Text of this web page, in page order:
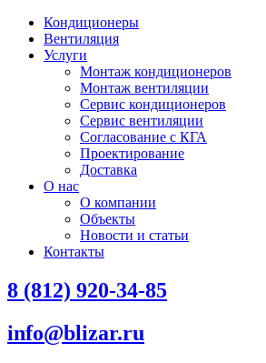
Кондиционеры
Вентиляция
Услуги
Монтаж кондиционеров
Монтаж вентиляции
Сервис кондиционеров
Сервис вентиляции
Согласование с КГА
Проектирование
Доставка
О нас
О компании
Объекты
Новости и статьи
Контакты
8 (812) 920-34-85
info@blizar.ru